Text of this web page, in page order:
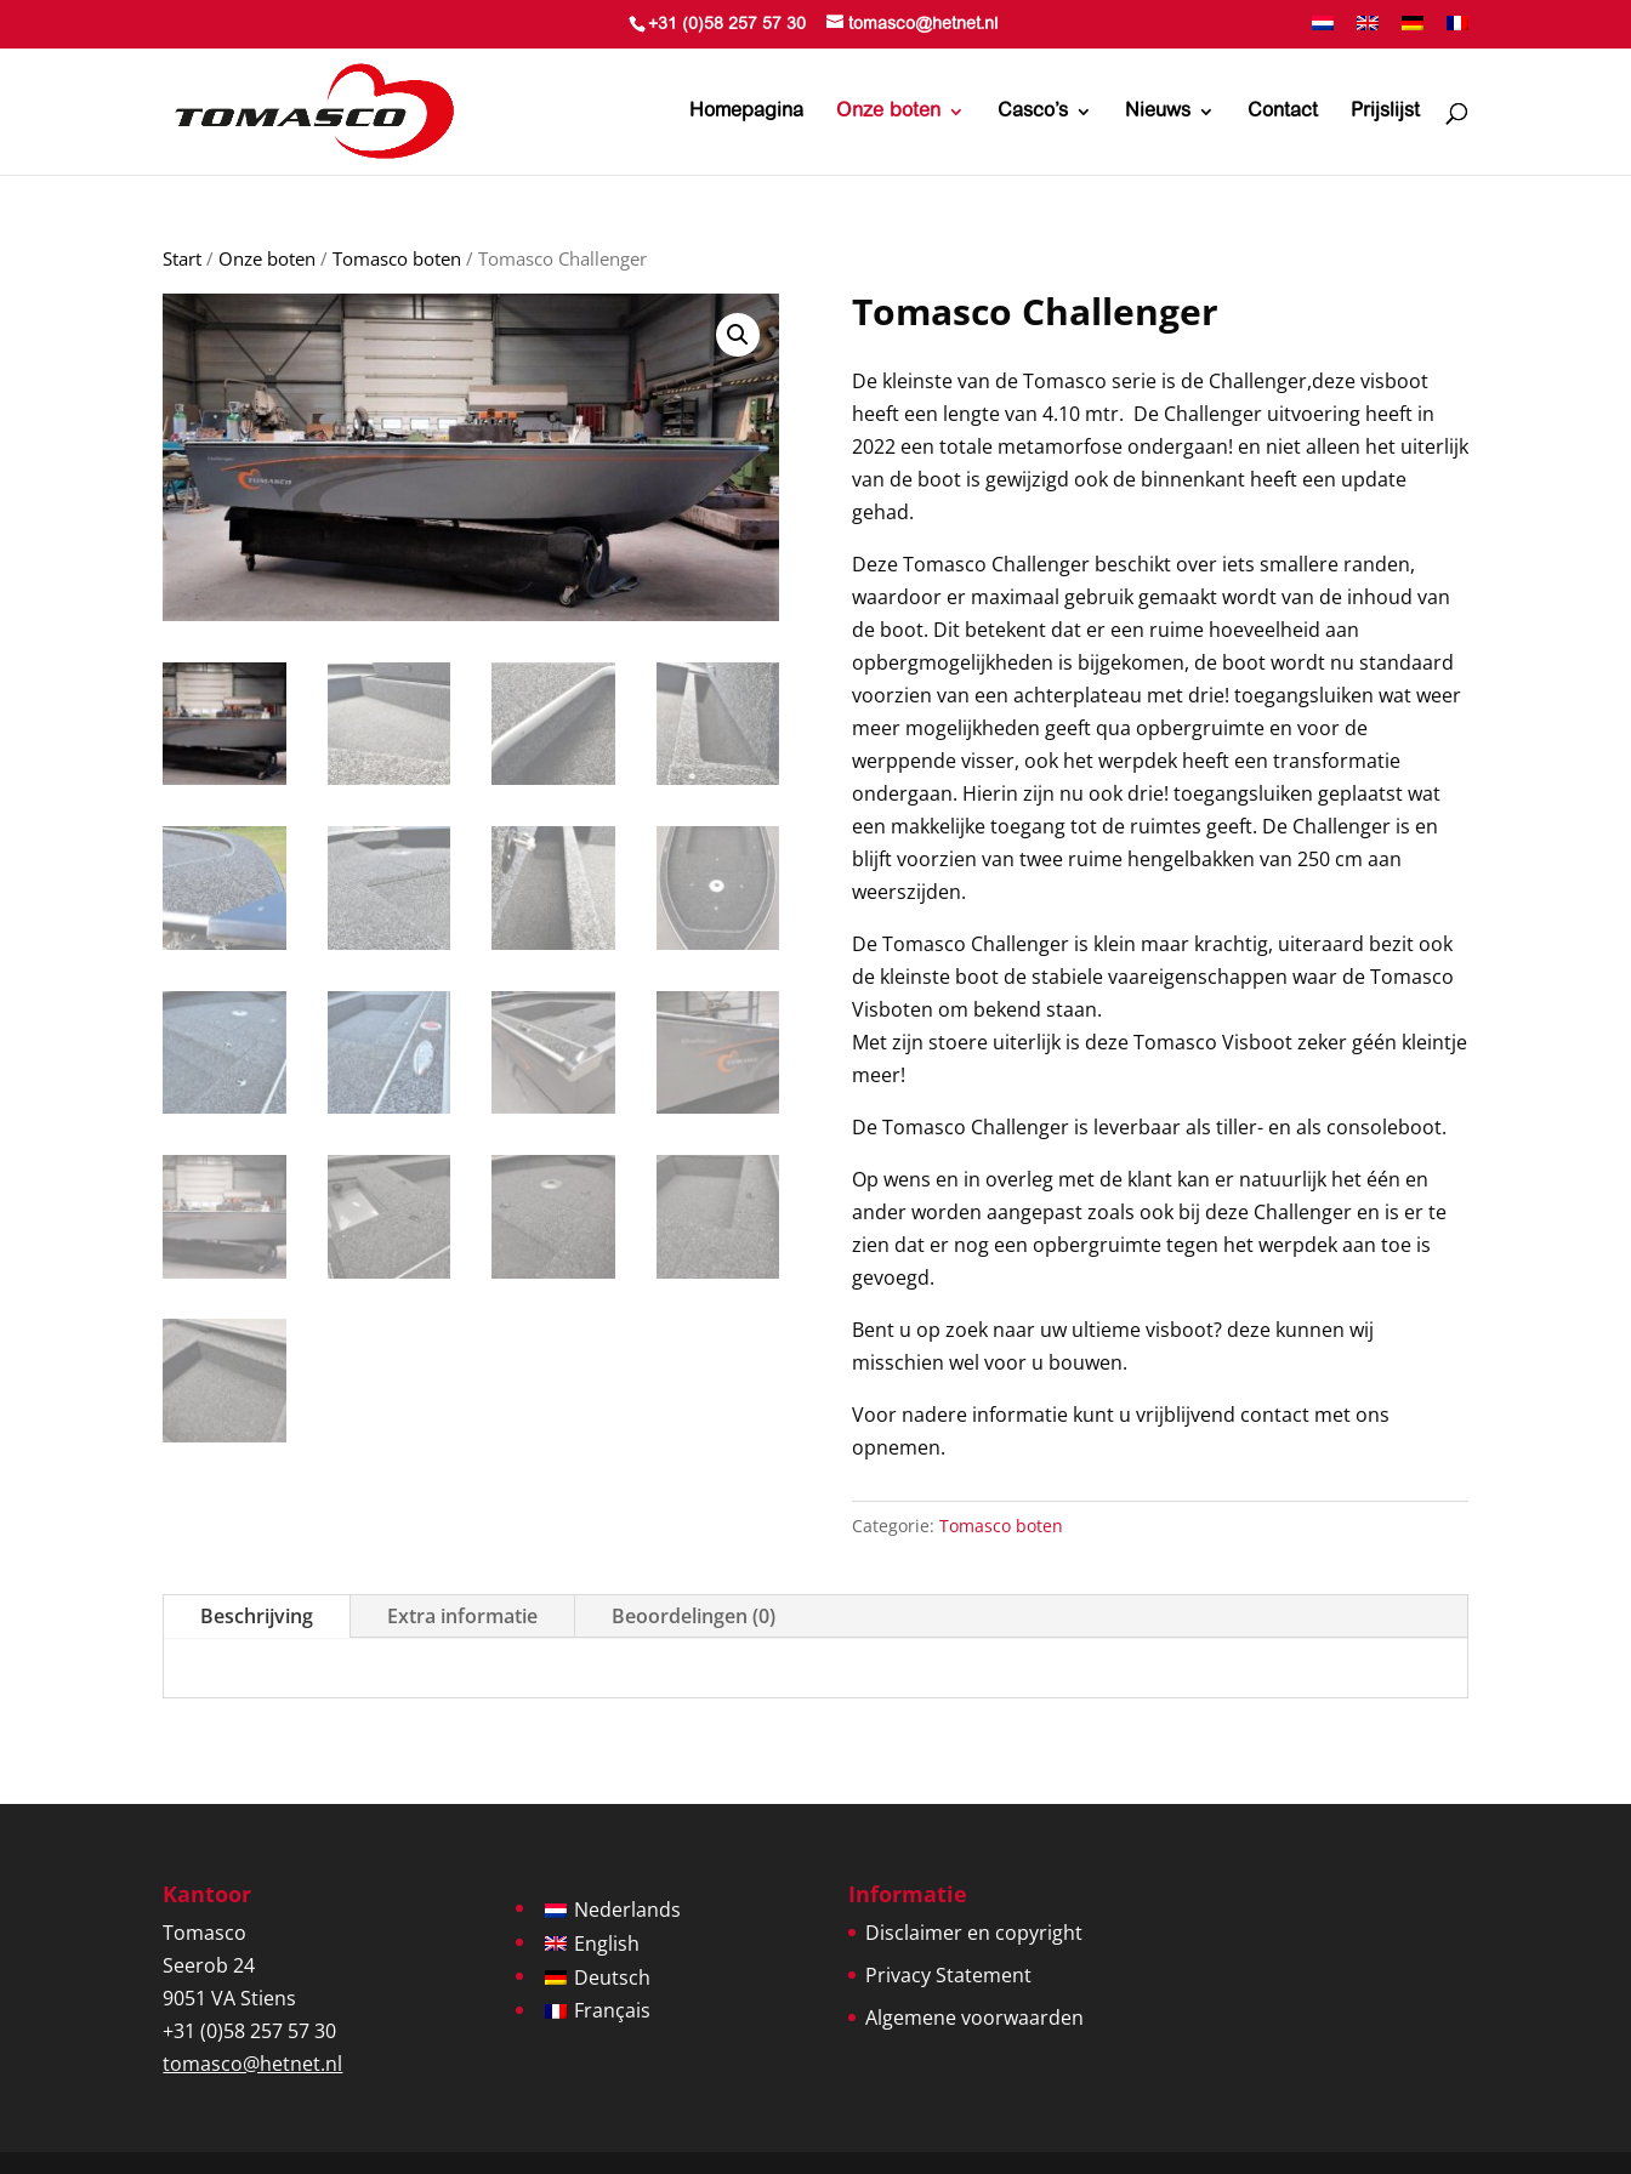
+31 (0)58 257 57 30 tomasco@hetnet.nl
Homepagina Onze boten Casco’s Nieuws Contact Prijslijst
Start / Onze boten /Tomasco boten / Tomasco Challenger
Tomasco Challenger
De kleinste van de Tomasco serie is de Challenger,deze visboot
heeft een lengte van 4.10 mtr. De Challenger uitvoering heeft in
2022 een totale metamorfose ondergaan! en niet alleen het uiterlijk
van de boot is gewijzigd ook de binnenkant heeft een update
gehad.
Deze Tomasco Challenger beschikt over iets smallere randen,
waardoor er maximaal gebruik gemaakt wordt van de inhoud van
de boot. Dit betekent dat er een ruime hoeveelheid aan
opbergmogelijkheden is bijgekomen, de boot wordt nu standaard
voorzien van een achterplateau met drie! toegangsluiken wat weer
meer mogelijkheden geeft qua opbergruimte en voor de
werppende visser, ook het werpdek heeft een transformatie
ondergaan. Hierin zijn nu ook drie! toegangsluiken geplaatst wat
een makkelijke toegang tot de ruimtes geeft. De Challenger is en
blijft voorzien van twee ruime hengelbakken van 250 cm aan
weerszijden.
De Tomasco Challenger is klein maar krachtig, uiteraard bezit ook
de kleinste boot de stabiele vaareigenschappen waar de Tomasco
Visboten om bekend staan.
Met zijn stoere uiterlijk is deze Tomasco Visboot zeker géén kleintje
meer!
De Tomasco Challenger is leverbaar als tiller- en als consoleboot.
Op wens en in overleg met de klant kan er natuurlijk het één en
ander worden aangepast zoals ook bij deze Challenger en is er te
zien dat er nog een opbergruimte tegen het werpdek aan toe is
gevoegd.
Bent u op zoek naar uw ultieme visboot? deze kunnen wij
misschien wel voor u bouwen.
Voor nadere informatie kunt u vrijblijvend contact met ons
opnemen.
Categorie: Tomasco boten
Beschrijving Extra informatie Beoordelingen (0)
Kantoor
Tomasco
Seerob 24
9051 VA Stiens
+31 (0)58 257 57 30
tomasco@hetnet.nl
Nederlands
English
Deutsch
Français
Informatie
Disclaimer en copyright
Privacy Statement
Algemene voorwaarden